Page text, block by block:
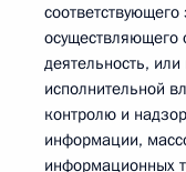
осуществляющего
деятельность,
исполнительной
контролю и
информации,
информационных